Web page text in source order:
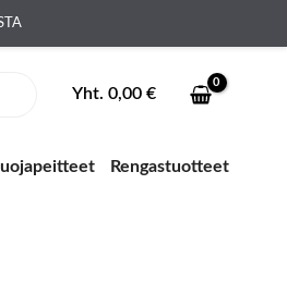
Yht. 0,00 €
Rengastuotteet